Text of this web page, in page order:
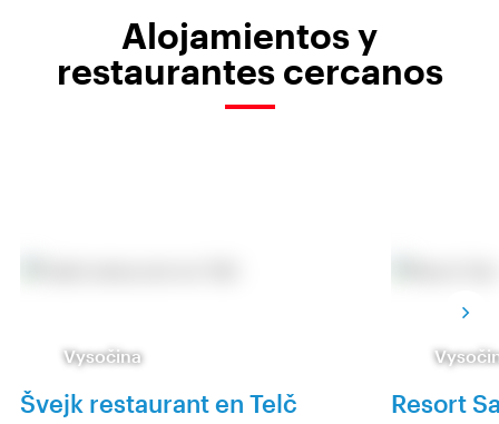
Alojamientos y
restaurantes cercanos
Vysočina
Švejk restaurant en Telč Resort